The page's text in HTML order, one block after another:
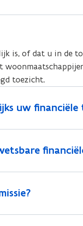
is, of dat u in de
toezicht.
uw